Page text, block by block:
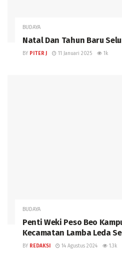
BUDAYA
Natal Dan Tahun Baru
BY PITER J 11 Januari 2025 1k
BUDAYA
Penti Weki Peso Beo
Kecamatan Lamba Leda
BY REDAKSI 14 Agustus 2024 1.3k